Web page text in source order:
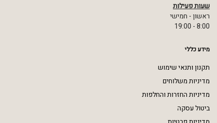
שעות פעילות
ראשון - חמישי
8:00 - 19:00
מידע כללי
תקנון ותנאי שימוש
מדיניות משלוחים
מדיניות החזרות והחלפות
ביטול עסקה